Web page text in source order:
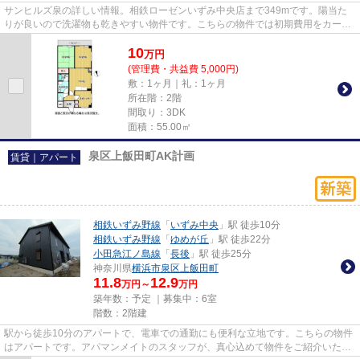
サンヒルズ泉の詳しい情報。相鉄ローゼンいずみ中央店まで349mです。陽当た
りが良いので洗濯物も乾きやすい物件です。こちらの物件では初期費用をカード
でお支払いいただけます。相鉄...
10万円
(管理費・共益費 5,000円)
敷：1ヶ月｜礼：1ヶ月
所在階：2階
間取り：3DK
面積：55.00㎡
賃貸｜アパート 泉区上飯田町AK計画
相鉄いずみ野線 「 いずみ中央 」駅 徒歩10分
相鉄いずみ野線 「 ゆめが丘 」駅 徒歩22分
小田急江ノ島線 「 長後 」駅 徒歩25分
神奈川県横浜市泉区上飯田町
11.8万円～ 12.9万円
築年数：予定 ｜募集中： 6室
階数：2階建
駅から徒歩10分のアパートで、電車での通勤にも便利な立地です。こちらの物件
はアパートです。アパマンメイトのスタッフが、真心込めて物件をご紹介いたし